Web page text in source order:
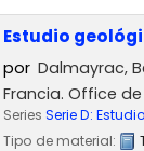
Estudio
por Dalmayrac,
Francia. Office
Series Serie D:
Tipo de material: